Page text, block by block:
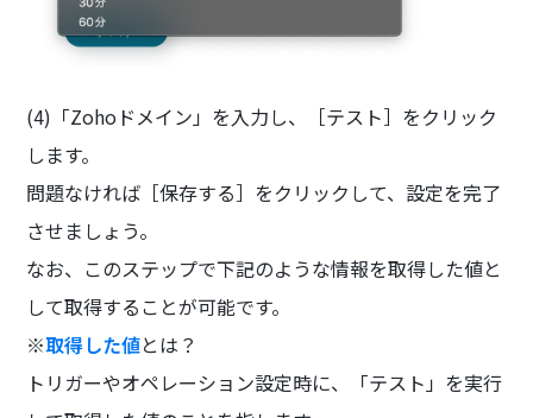
(4)「Zohoドメイン」を入力し、［テスト］をクリック
します。
問題なければ［保存する］をクリックして、設定を完了
させましょう。
なお、このステップで下記のような情報を取得した値と
して取得することが可能です。
※取得した値とは？
トリガーやオペレーション設定時に、「テスト」を実行